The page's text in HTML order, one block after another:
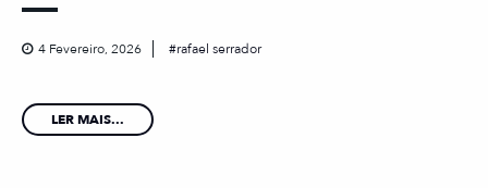
4 Fevereiro, 2026 rafael serrador
LER MAIS...